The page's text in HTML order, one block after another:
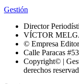
Gestión
Director
VÍCTOR
© Empresa
Calle Paracas
Copyright© |
derechos